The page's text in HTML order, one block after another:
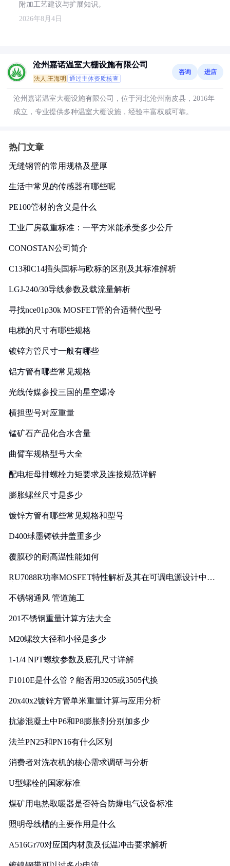
附加工艺建议与扩展知识。
2026年8月4日
沧州嘉诺温室大棚设施有限公司
法人:王海明 通过主体资质核查
咨询 进店
沧州嘉诺温室大棚设施有限公司，位于河北沧州南皮县，2016年
成立，专业提供多种温室大棚设施，经验丰富权威可靠。
热门文章
无缝钢管的常用规格及壁厚
生活中常见的传感器有哪些呢
PE100管材的含义是什么
工业厂房载重标准：一平方米能承受多少公斤
CONOSTAN公司简介
C13和C14插头国标与欧标的区别及其标准解析
LGJ-240/30导线参数及载流量解析
寻找nce01p30k MOSFET管的合适替代型号
电梯的尺寸有哪些规格
镀锌方管尺寸一般有哪些
铝方管有哪些常见规格
光线传媒参投三国的星空爆冷
横担型号对应重量
锰矿石产品化合水含量
曲臂车规格型号大全
配电柜母排螺栓力矩要求及连接规范详解
膨胀螺丝尺寸是多少
镀锌方管有哪些常见规格和型号
D400球墨铸铁井盖重多少
覆膜砂的耐高温性能如何
RU7088R功率MOSFET特性解析及其在可调电源设计中的
不锈钢通风 管道施工
201不锈钢重量计算方法大全
M20螺纹大径和小径是多少
1-1/4 NPT螺纹参数及底孔尺寸详解
F1010E是什么管？能否用3205或3505代换
20x40x2镀锌方管单米重量计算与应用分析
抗渗混凝土中P6和P8膨胀剂分别加多少
法兰PN25和PN16有什么区别
消费者对洗衣机的核心需求调研与分析
U型螺栓的国家标准
煤矿用电热取暖器是否符合防爆电气设备标准
照明母线槽的主要作用是什么
A516Gr70对应国内材质及低温冲击要求解析